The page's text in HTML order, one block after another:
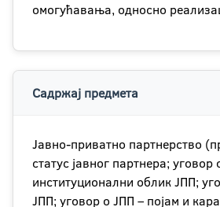
омогућавања, односно
Садржај предмета
Јавно-приватно партнерство
статус јавног партнера; уговор
институционални облик ЈПП;
ЈПП; уговор о ЈПП – појам и